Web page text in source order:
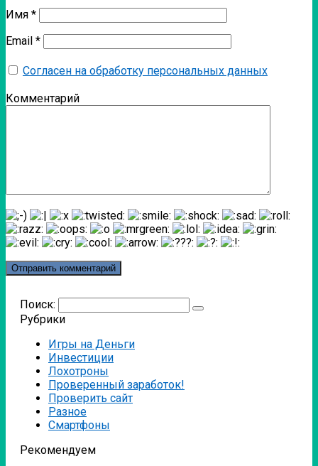
Имя *
Email *
Согласен на обработку персональных данных
Комментарий
Поиск:
Рубрики
Игры на Деньги
Инвестиции
Лохотроны
Проверенный заработок!
Проверить сайт
Разное
Смартфоны
Рекомендуем